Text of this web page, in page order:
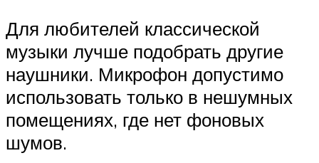
Для любителей классической
музыки лучше подобрать другие
наушники. Микрофон допустимо
использовать только в нешумных
помещениях, где нет фоновых
шумов.